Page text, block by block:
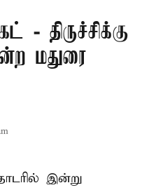
- திருச்சிக்கு
மதுரை
இன்று